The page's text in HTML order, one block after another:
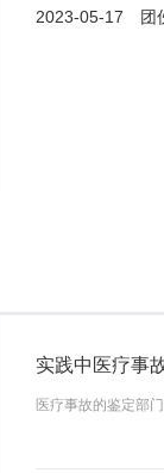
2023-05-17 团伙盗
医疗事故的鉴定部